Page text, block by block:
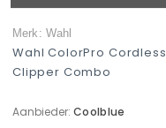
Merk: Wahl
Wahl ColorPro Cordless
Clipper Combo
Aanbieder: Coolblue